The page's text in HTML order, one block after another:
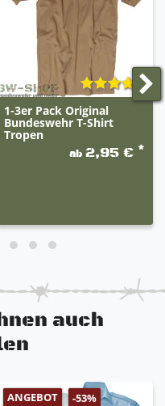
1-3er Pack Original
Bundeswehr T-Shirt
Tropen
ab 2,95 € *
auch
ANGEBOT -53%